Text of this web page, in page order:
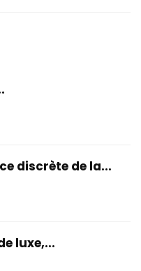
discrète de la...
luxe,...